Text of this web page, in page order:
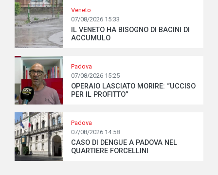
Veneto
07/08/2026 15:33
IL VENETO HA BISOGNO DI BACINI DI
ACCUMULO
Padova
07/08/2026 15:25
OPERAIO LASCIATO MORIRE: “UCCISO
PER IL PROFITTO”
Padova
07/08/2026 14:58
CASO DI DENGUE A PADOVA NEL
QUARTIERE FORCELLINI